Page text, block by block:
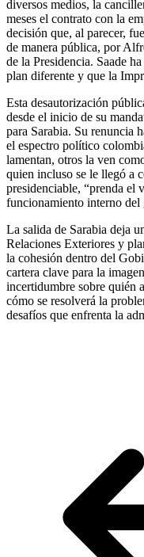
diversos medios, la
meses el contrato con la
decisión que, al parecer,
de manera pública, por
de la Presidencia. Saade
plan diferente y que la
Esta desautorización
desde el inicio de su
para Sarabia. Su renuncia
el espectro político
lamentan, otros la ven
quien incluso se le llegó a
presidenciable, “prenda el
funcionamiento interno del
La salida de Sarabia deja
Relaciones Exteriores y
la cohesión dentro del
cartera clave para la
incertidumbre sobre quién
cómo se resolverá la
desafíos que enfrenta la